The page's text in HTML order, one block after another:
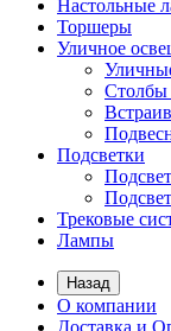
Настольные
Торшеры
Уличное
Столбы
Подсветки
Трековые
Лампы
Назад
О компании
Доставка и